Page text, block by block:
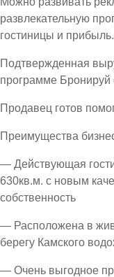
развлекательную
гостиницы и прибыль.
Подтвержденная
программе Бронируй
Продавец готов
Преимущества
— Действующая
630кв.м. с новым
собственность
— Расположена в
берегу Камского
— Очень выгодное